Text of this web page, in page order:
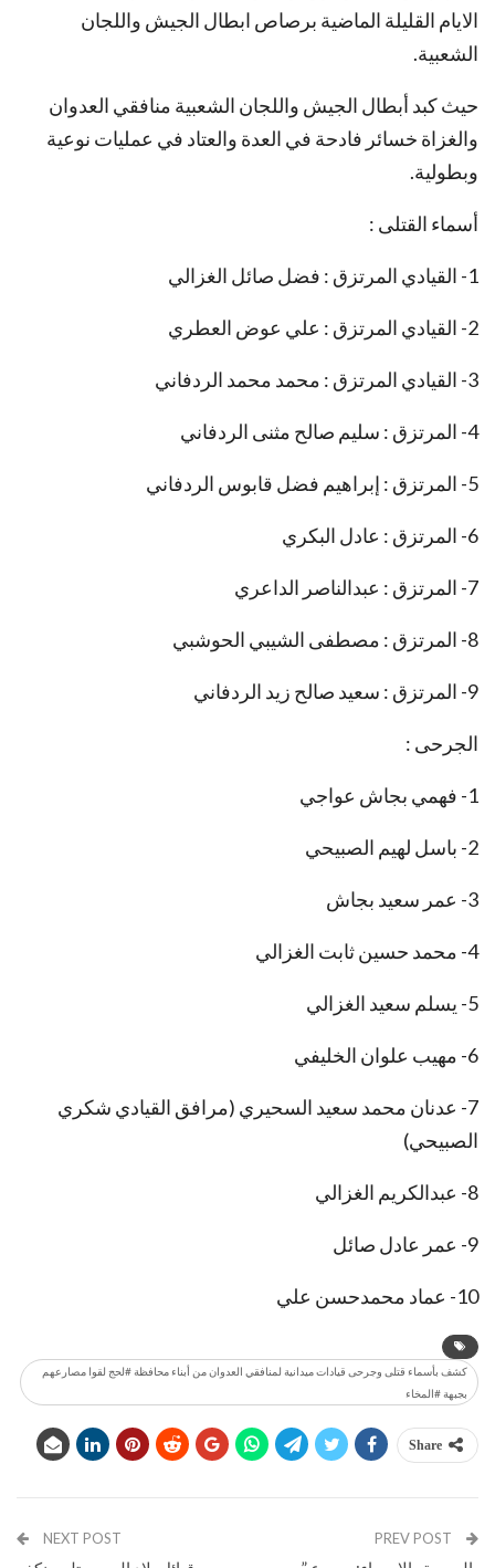
الايام القليلة الماضية برصاص ابطال الجيش واللجان
الشعبية.
حيث كبد أبطال الجيش واللجان الشعبية منافقي العدوان
والغزاة خسائر فادحة في العدة والعتاد في عمليات نوعية
وبطولية.
أسماء القتلى :
1- القيادي المرتزق : فضل صائل الغزالي
2- القيادي المرتزق : علي عوض العطري
3- القيادي المرتزق : محمد محمد الردفاني
4- المرتزق : سليم صالح مثنى الردفاني
5- المرتزق : إبراهيم فضل قابوس الردفاني
6- المرتزق : عادل البكري
7- المرتزق : عبدالناصر الداعري
8- المرتزق : مصطفى الشيبي الحوشبي
9- المرتزق : سعيد صالح زيد الردفاني
الجرحى :
1- فهمي بجاش عواجي
2- باسل لهيم الصبيحي
3- عمر سعيد بجاش
4- محمد حسين ثابت الغزالي
5- يسلم سعيد الغزالي
6- مهيب علوان الخليفي
7- عدنان محمد سعيد السحيري (مرافق القيادي شكري
الصبيحي)
8- عبدالكريم الغزالي
9- عمر عادل صائل
10- عماد محمدحسن علي
كشف بأسماء قتلى وجرحى قيادات ميدانية لمنافقي العدوان من أبناء محافظة #لحج لقوا مصارعهم
بجبهة #المخاء
Share
NEXT POST